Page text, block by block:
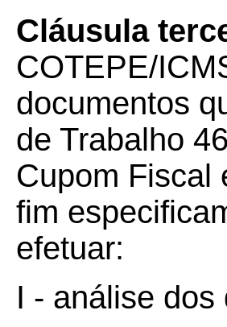
Cláusula
COTEPE/
documentos
de Trabalho
Cupom Fiscal
fim
efetuar:
I - análise